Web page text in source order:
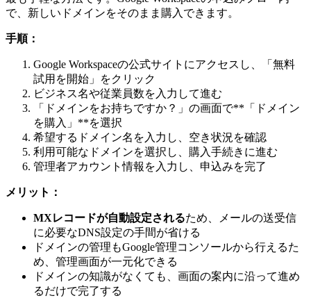
で、新しいドメインをそのまま購入できます。
手順：
Google Workspaceの公式サイトにアクセスし、「無料
試用を開始」をクリック
ビジネス名や従業員数を入力して進む
「ドメインをお持ちですか？」の画面で**「ドメイン
を購入」**を選択
希望するドメイン名を入力し、空き状況を確認
利用可能なドメインを選択し、購入手続きに進む
管理者アカウント情報を入力し、申込みを完了
メリット：
MXレコードが自動設定されるため、メールの送受信
に必要なDNS設定の手間が省ける
ドメインの管理もGoogle管理コンソールから行えるた
め、管理画面が一元化できる
ドメインの知識がなくても、画面の案内に沿って進め
るだけで完了する